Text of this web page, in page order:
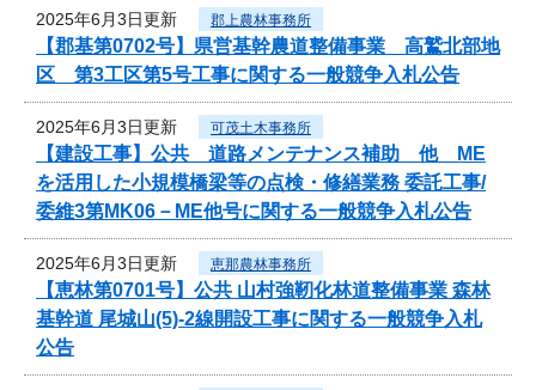
2025年6月3日更新 郡上農林事務所
【郡基第0702号】県営基幹農道整備事業 高鷲北部地
区 第3工区第5号工事に関する一般競争入札公告
2025年6月3日更新 可茂土木事務所
【建設工事】公共 道路メンテナンス補助 他 ME
を活用した小規模橋梁等の点検・修繕業務 委託工事/
委維3第MK06－ME他号に関する一般競争入札公告
2025年6月3日更新 恵那農林事務所
【恵林第0701号】公共 山村強靭化林道整備事業 森林
基幹道 尾城山(5)-2線開設工事に関する一般競争入札
公告